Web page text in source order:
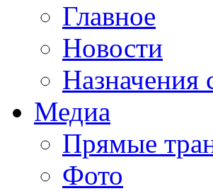
Главное
Новости
Назначения
Медиа
Прямые
Фото